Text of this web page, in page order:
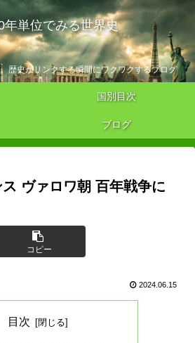
年単位でみる世界史
歴史がリンクする瞬間にワクワクするブログ
国別目次
ブログ
ヴァロワ朝 百年戦争に
コピー
2024.06.15
目次